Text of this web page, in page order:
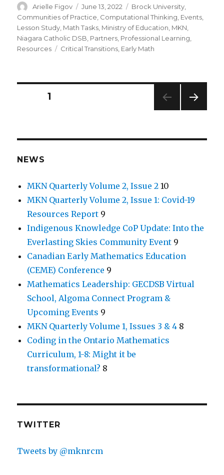
Author
Arielle Figov
Posted
on
June 13, 2022 Categories
Brock University
Communities of Practice Computational Thinking Events
Lesson Study Math Tasks Ministry of Education MKN
Niagara Catholic DSB Partners Professional Learning
Resources
Tags
Critical Transitions Early Math
Posts
PAGE1
NEWS
MKN Quarterly Volume 2, Issue 2 10
MKN Quarterly Volume 2, Issue 1: Covid-19
Resources Report 9
Indigenous Knowledge CoP Update: Into the
Everlasting Skies Community Event 9
Canadian Early Mathematics Education
(CEME) Conference 9
Mathematics Leadership: GECDSB Virtual
School, Algoma Connect Program &
Upcoming Events 9
MKN Quarterly Volume 1, Issues 3 & 4 8
Coding in the Ontario Mathematics
Curriculum, 1-8: Might it be
transformational? 8
TWITTER
Tweets by @mknrcm